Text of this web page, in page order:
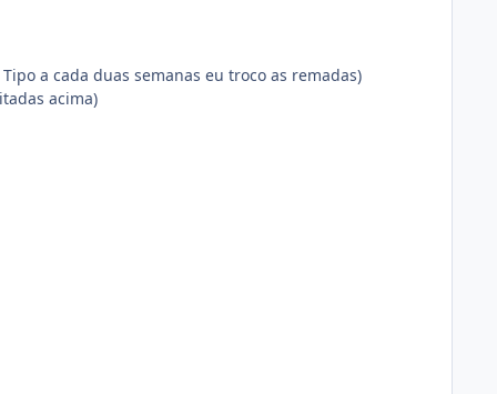
a cada duas semanas eu troco as remadas)
acima)